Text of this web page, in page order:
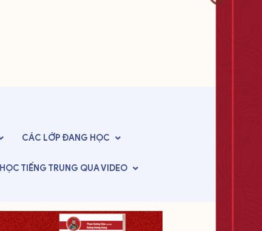
CÁC LỚPĐANG HỌC
HỌC TIẾNG TRUNG QUA VIDEO